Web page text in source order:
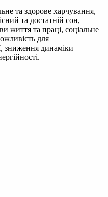
та здорове харчування,
та достатній сон,
життя та праці, соціальне
для
зниження динаміки